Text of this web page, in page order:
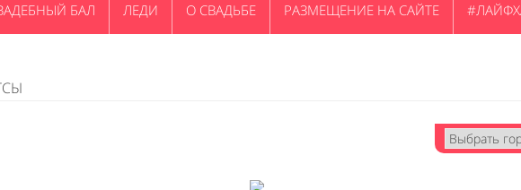
БАЛ ЛЕДИ О СВАДЬБЕ РАЗМЕЩЕНИЕ НА САЙТЕ